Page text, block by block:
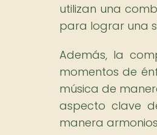
utilizan una
para lograr una
Además, la
momentos de
música de
aspecto clave
manera